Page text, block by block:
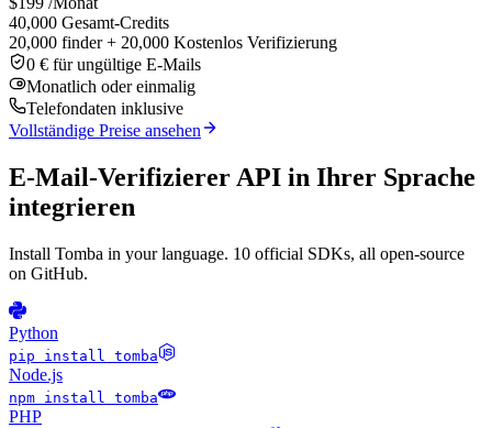
40,000 Gesamt-Credits
20,000 finder + 20,000 Kostenlos Verifizierung
0 € für ungültige E-Mails
Monatlich oder einmalig
Telefondaten inklusive
Vollständige Preise ansehen
E-Mail-Verifizierer API in Ihrer Sprache
integrieren
Install Tomba in your language. 10 official SDKs, all open-source
on GitHub.
Python
pip install tomba
Node.js
npm install tomba
PHP